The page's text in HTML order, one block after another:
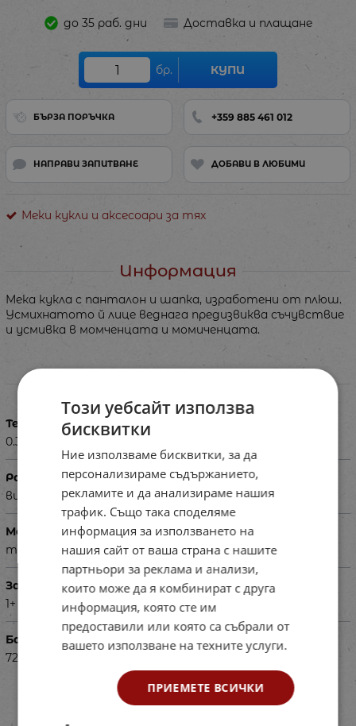
до 35 раб. дни Доставка и плащане
бр. КУПИ
БЪРЗА ПОРЪЧКА +359 885 461 012
НАПРАВИ ЗАПИТВАНЕ ДОБАВИ В ЛЮБИМИ
Меки кукли и аксесоари за тях
Информация
Мека кукла с панталон и шапка, изработени от плюш.
Усмихнатото й лице веднага предизвиква съчувствие
и усмивка в момченцата и момиченцата.
Тегло в кг
0.300
Размери в см
височина - 40
Материал
текстил
За деца на възраст
1+
Баркод (ISBN, UPC, др.)
72320003-2
Този уебсайт използва
бисквитки
Ние използваме бисквитки, за да
персонализираме съдържанието,
рекламите и да анализираме нашия
трафик. Също така споделяме
информация за използването на
нашия сайт от ваша страна с нашите
партньори за реклама и анализи,
които може да я комбинират с друга
информация, която сте им
предоставили или която са събрали от
вашето използване на техните услуги.
ПРИЕМЕТЕ ВСИЧКИ